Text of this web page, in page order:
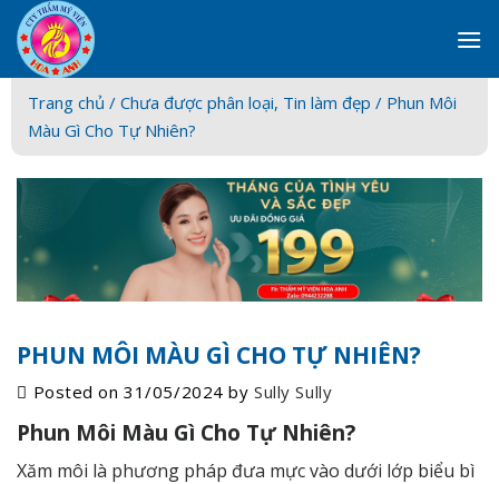
Skip
to
content
Trang chủ / Chưa được phân loại, Tin làm đẹp / Phun Môi
Màu Gì Cho Tự Nhiên?
PHUN MÔI MÀU GÌ CHO TỰ NHIÊN?
Posted on31/05/2024 bySully Sully
Phun Môi Màu Gì Cho Tự Nhiên?
Xăm môi là phương pháp đưa mực vào dưới lớp biểu bì